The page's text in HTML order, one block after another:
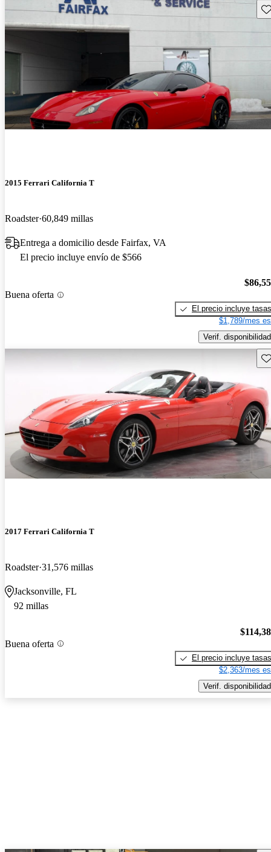
2015 Ferrari California T
Roadster 60,849 millas
Entrega a domicilio desde Fairfax, VA
El precio incluye envío de $566
Buena oferta
El precio incluye tasas
$1,789/mes
Verif. disponibilidad
2017 Ferrari California T
Roadster 31,576 millas
Jacksonville, FL
92 millas
Buena oferta
El precio incluye tasas
$2,363/mes
Verif. disponibilidad